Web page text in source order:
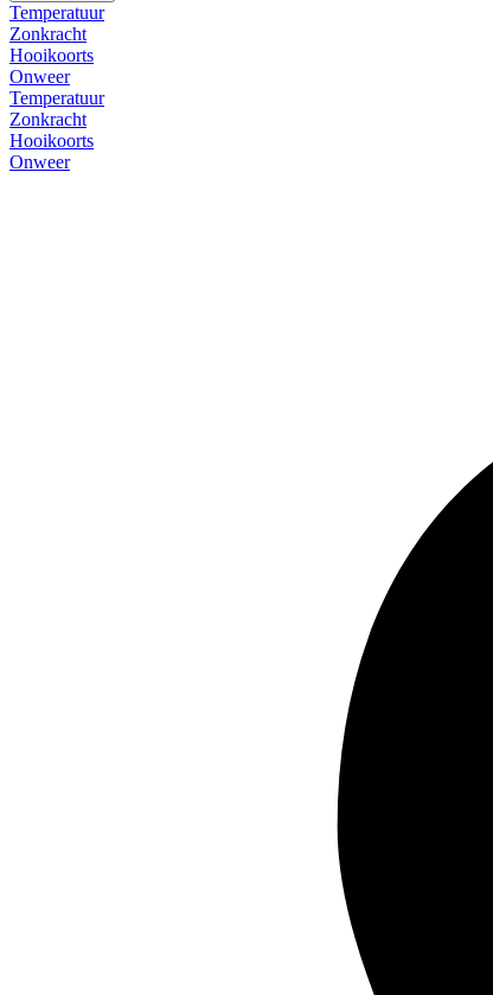
Temperatuur
Zonkracht
Hooikoorts
Onweer
Temperatuur
Zonkracht
Hooikoorts
Onweer